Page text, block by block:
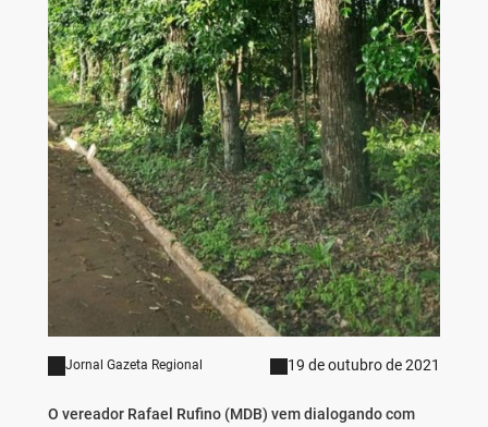
Jornal Gazeta Regional 19 de outubro de 2021
O vereador Rafael Rufino (MDB) vem dialogando com